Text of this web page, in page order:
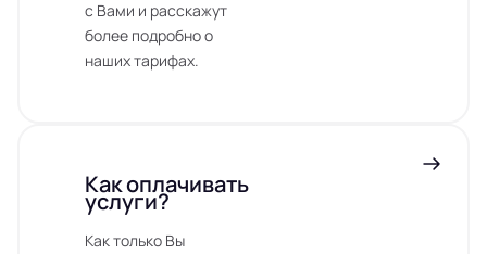
с Вами и расскажут
более подробно о
наших тарифах.
Как оплачивать
услуги?
Как только Вы